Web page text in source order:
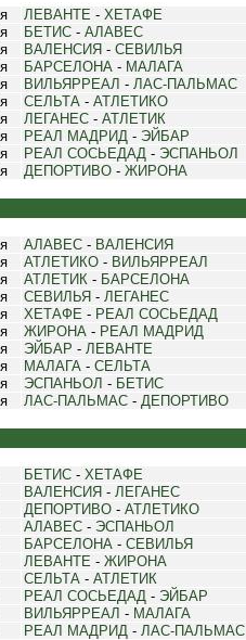
ЛЕВАНТЕ - ХЕТАФЕ
БЕТИС - АЛАВЕС
ВАЛЕНСИЯ - СЕВИЛЬЯ
БАРСЕЛОНА - МАЛАГА
ВИЛЬЯРРЕАЛ - ЛАС-ПАЛЬМАС
СЕЛЬТА - АТЛЕТИКО
ЛЕГАНЕС - АТЛЕТИК
РЕАЛ МАДРИД - ЭЙБАР
РЕАЛ СОСЬЕДАД - ЭСПАНЬОЛ
ДЕПОРТИВО - ЖИРОНА
АЛАВЕС - ВАЛЕНСИЯ
АТЛЕТИКО - ВИЛЬЯРРЕАЛ
АТЛЕТИК - БАРСЕЛОНА
СЕВИЛЬЯ - ЛЕГАНЕС
ХЕТАФЕ - РЕАЛ СОСЬЕДАД
ЖИРОНА - РЕАЛ МАДРИД
ЭЙБАР - ЛЕВАНТЕ
МАЛАГА - СЕЛЬТА
ЭСПАНЬОЛ - БЕТИС
ЛАС-ПАЛЬМАС - ДЕПОРТИВО
БЕТИС - ХЕТАФЕ
ВАЛЕНСИЯ - ЛЕГАНЕС
ДЕПОРТИВО - АТЛЕТИКО
АЛАВЕС - ЭСПАНЬОЛ
БАРСЕЛОНА - СЕВИЛЬЯ
ЛЕВАНТЕ - ЖИРОНА
СЕЛЬТА - АТЛЕТИК
РЕАЛ СОСЬЕДАД - ЭЙБАР
ВИЛЬЯРРЕАЛ - МАЛАГА
РЕАЛ МАДРИД - ЛАС-ПАЛЬМАС